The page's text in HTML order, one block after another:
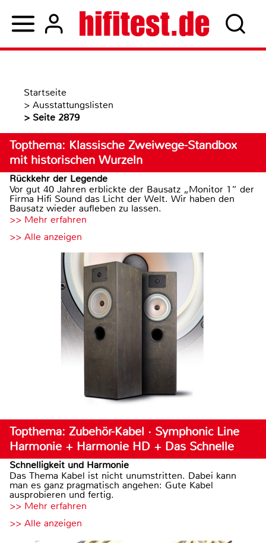
Startseite
> Ausstattungslisten
> Seite 2879
Topthema: Klassische Zweiwege-Standbox
mit historischen Wurzeln
Rückkehr der Legende
Vor gut 40 Jahren erblickte der Bausatz „Monitor 1“ der
Firma Hifi Sound das Licht der Welt. Wir haben den
Bausatz wieder aufleben zu lassen.
>> Mehr erfahren
>> Alle anzeigen
Topthema: Zubehör-Kabel · Symphonic Line
Harmonie + Harmonie HD + Das Schnelle
Schnelligkeit und Harmonie
Das Thema Kabel ist nicht unumstritten. Dabei kann
man es ganz pragmatisch angehen: Gute Kabel
ausprobieren und fertig.
>> Mehr erfahren
>> Alle anzeigen